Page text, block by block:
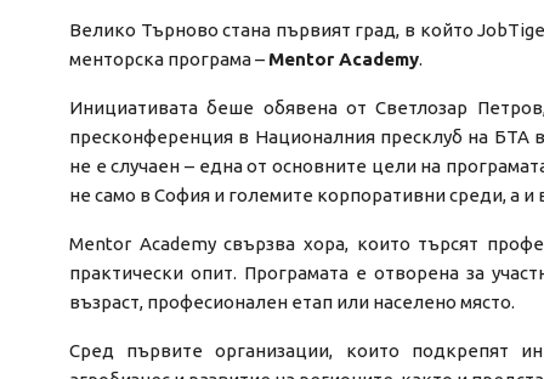
Велико Търново стана първият град, в който
менторска програма – Mentor Academy.
Инициативата беше обявена от Светлозар
пресконференция в Националния пресклуб на БТА
не е случаен – една от основните цели на
не само в София и големите корпоративни среди, а и
Mentor Academy свързва хора, които търсят
практически опит. Програмата е отворена за
възраст, професионален етап или населено място.
Сред първите организации, които подкрепят